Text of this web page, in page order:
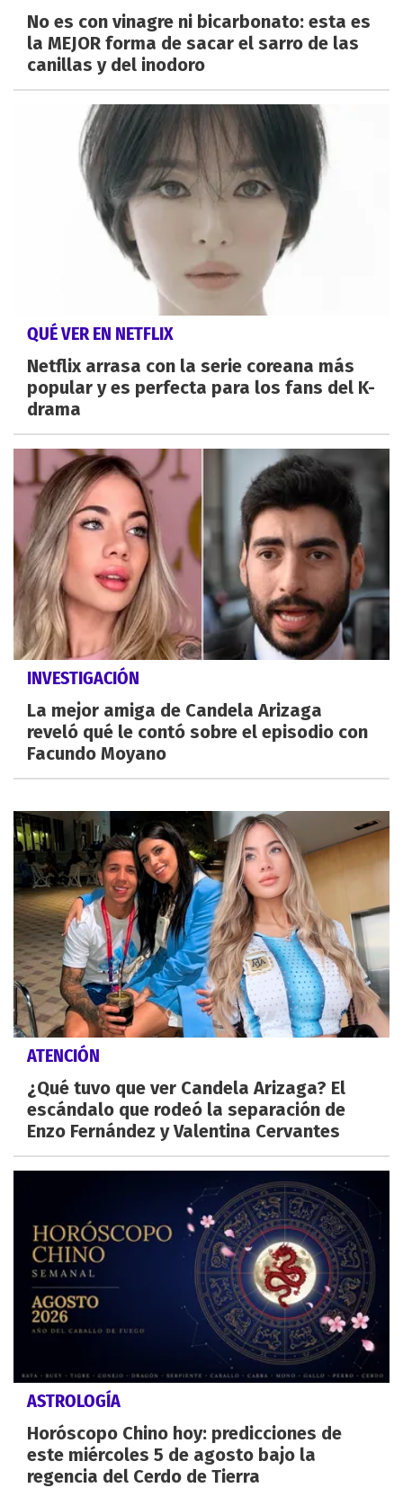
No es con vinagre ni bicarbonato: esta es
la MEJOR forma de sacar el sarro de las
canillas y del inodoro
QUÉ VER EN NETFLIX
Netflix arrasa con la serie coreana más
popular y es perfecta para los fans del K-
drama
INVESTIGACIÓN
La mejor amiga de Candela Arizaga
reveló qué le contó sobre el episodio con
Facundo Moyano
ATENCIÓN
¿Qué tuvo que ver Candela Arizaga? El
escándalo que rodeó la separación de
Enzo Fernández y Valentina Cervantes
ASTROLOGÍA
Horóscopo Chino hoy: predicciones de
este miércoles 5 de agosto bajo la
regencia del Cerdo de Tierra